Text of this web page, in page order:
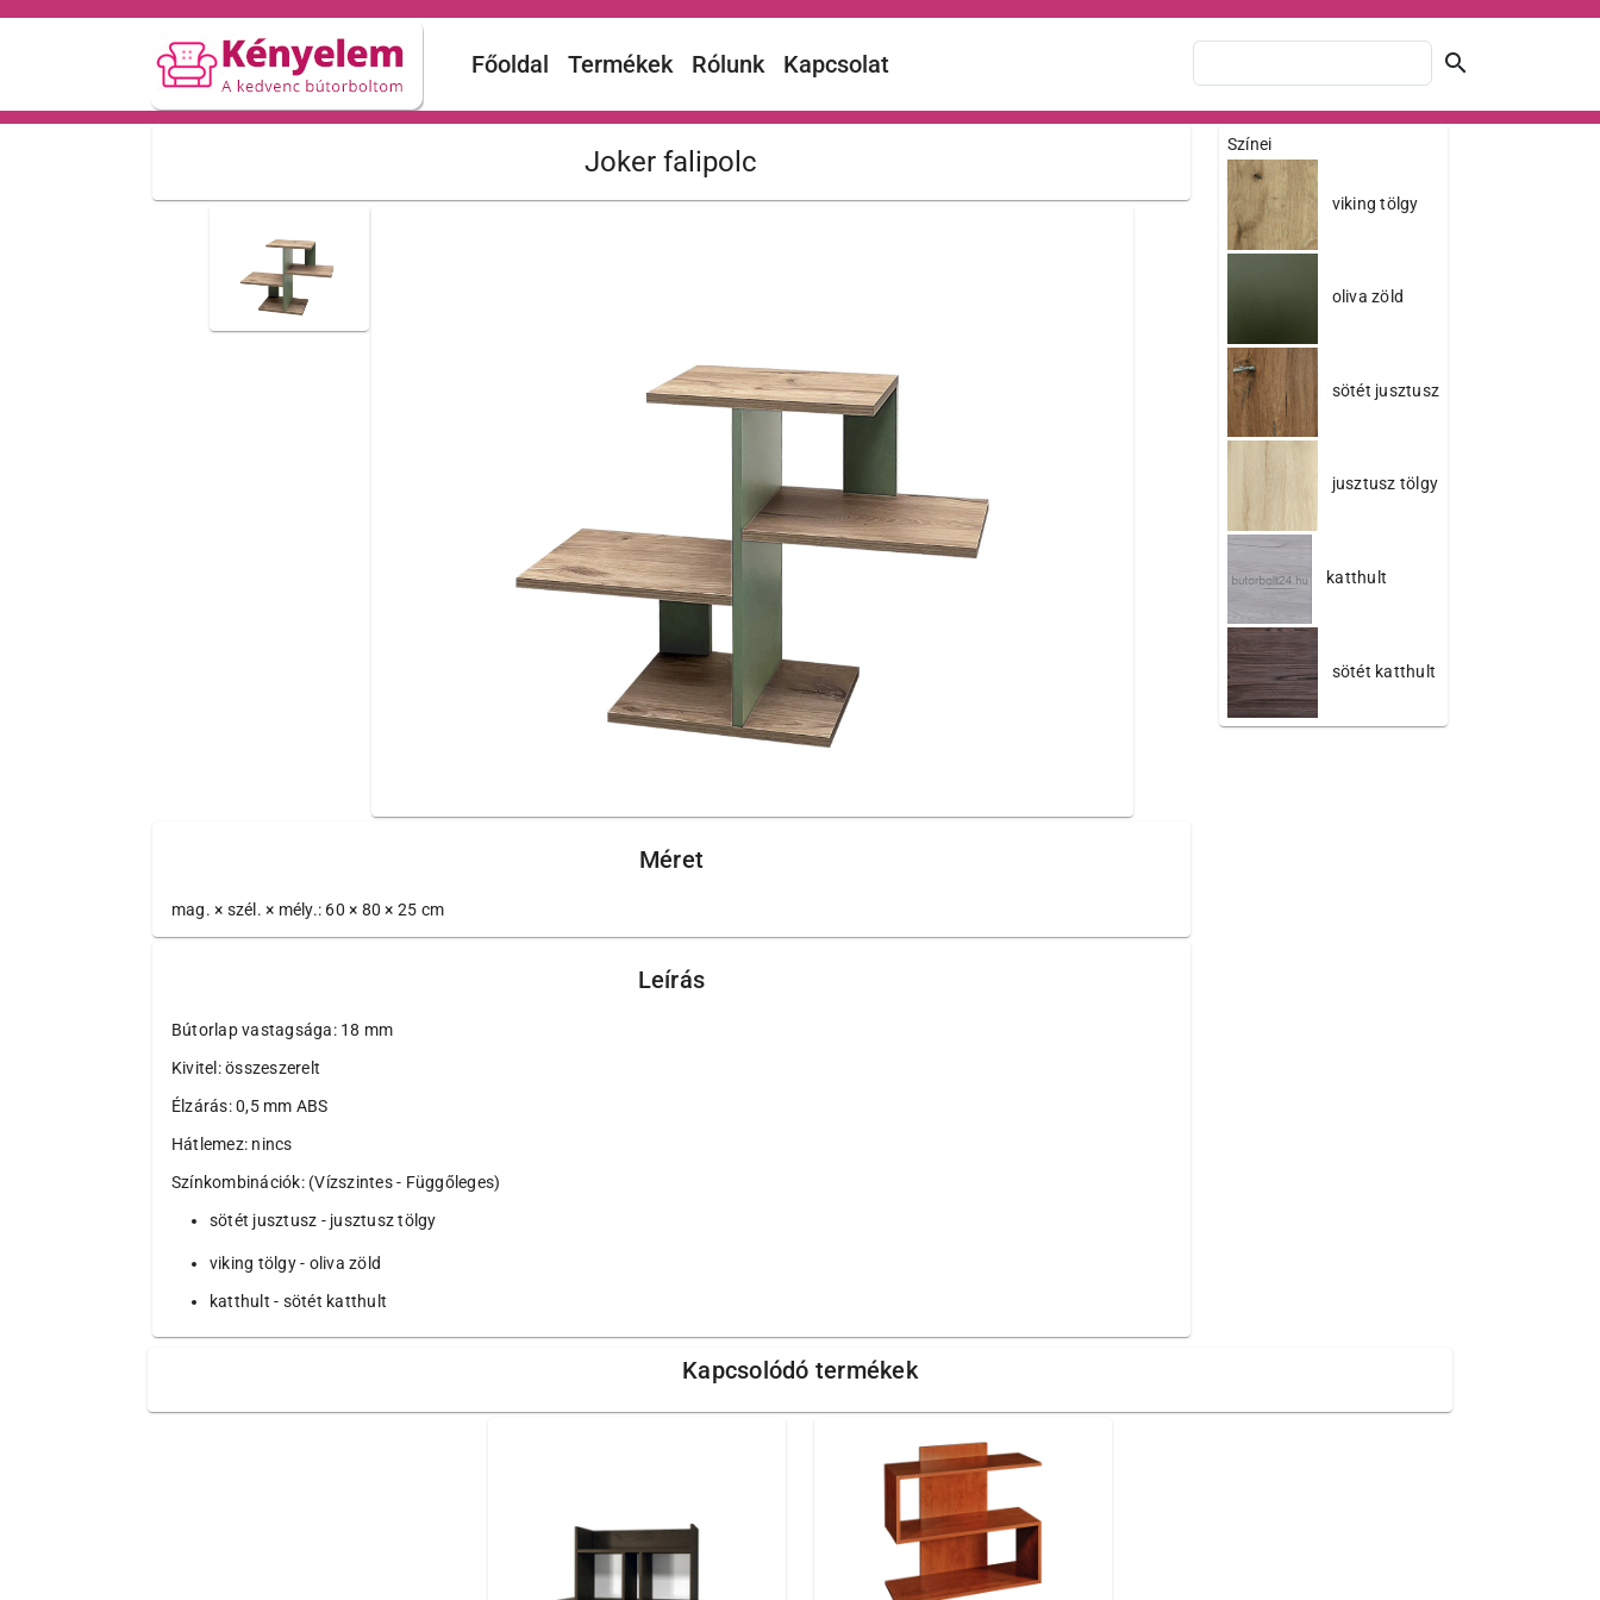
Főoldal Termékek Rólunk Kapcsolat search
Joker falipolc
Méret
mag. × szél. × mély.: 60 × 80 × 25 cm
Leírás
Bútorlap vastagsága: 18 mm
Kivitel: összeszerelt
Élzárás: 0,5 mm ABS
Hátlemez: nincs
Színkombinációk: (Vízszintes - Függőleges)
sötét jusztusz - jusztusz tölgy
viking tölgy - oliva zöld
katthult - sötét katthult
Színei
viking tölgy
oliva zöld
sötét jusztusz
jusztusz tölgy
katthult
sötét katthult
Kapcsolódó termékek